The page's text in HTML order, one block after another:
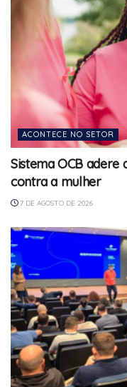
ACONTECE NO SETOR
Sistema OCB
contra a mulher
7 DE AGOSTO DE 2026